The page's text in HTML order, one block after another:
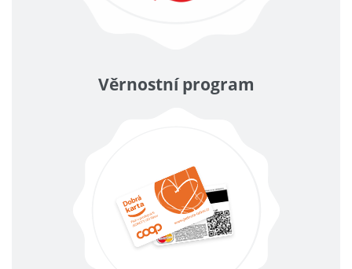
Věrnostní program